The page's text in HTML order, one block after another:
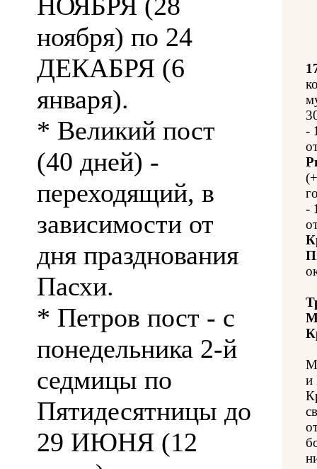
ноября) по 24
ДЕКАБРЯ (6
января).
* Великий пост
(40 дней) -
переходящий, в
зависимости от
дня празднования
Пасхи.
* Петров пост - с
понедельника 2-й
седмицы по
Пятидесятницы до
29 ИЮНЯ (12
-
-
и